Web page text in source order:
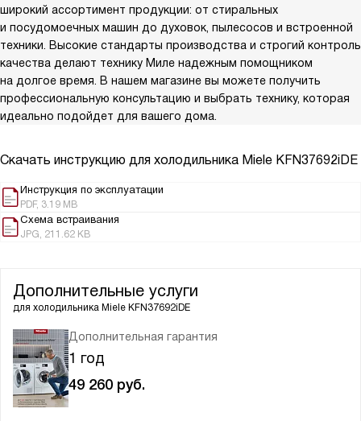
широкий ассортимент продукции: от стиральных
и посудомоечных машин до духовок, пылесосов и встроенной
техники. Высокие стандарты производства и строгий контроль
качества делают технику Миле надежным помощником
на долгое время. В нашем магазине вы можете получить
профессиональную консультацию и выбрать технику, которая
идеально подойдет для вашего дома.
Скачать инструкцию для холодильника Miele KFN37692iDE
Инструкция по эксплуатации
PDF, 3.19 MB
Схема встраивания
JPG, 211.62 KB
Дополнительные услуги
для холодильника Miele KFN37692iDE
Дополнительная гарантия
1 год
49 260 руб.